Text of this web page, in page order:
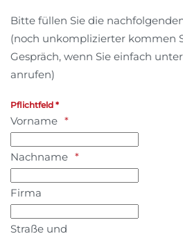
Bitte füllen Sie die
(noch unkomplizierter kommen
Gespräch, wenn Sie einfach unter
anrufen)
Pflichtfeld *
Vorname
Nachname
Firma
Straße und